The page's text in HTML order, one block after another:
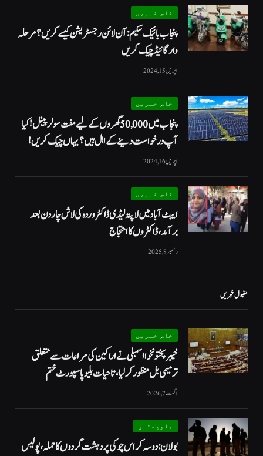
خاص خبریں
پنجاب بائیک سکیم: آن لائن رجسٹریشن کیسے کریں؟ مرحلہ
وار گائیڈ چیک کریں
اپریل 15, 2024
خاص خبریں
پنجاب میں 50,000 گھروں کے لیے مفت سولر پینل! کیا
آپ درخواست دینے کے اہل ہیں؟ یہاں چیک کریں!
اپریل 16, 2024
خاص خبریں
ایبٹ آباد میں لاپتہ لیڈی ڈاکٹر وردہ کی لاش چار دن بعد
برآمد، ڈاکٹروں کا احتجاج
دسمبر 8, 2025
مقبول خبریں
خاص خبریں
خیبرپختونخوا اسمبلی نے اراکین کی مراعات سے متعلق
ترمیمی بل منظور کر لیا، تاحیات بلیو پاسپورٹ ختم
اگست 7, 2026
بلوچستان
بولان: دوسہ کراس چوکی پر دہشت گردوں کا حملہ، پولیس